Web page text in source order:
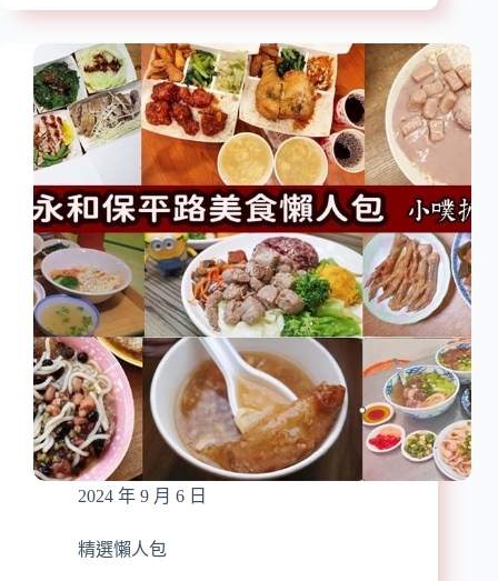
早
午
餐/Brunch(2024.9
月
更
新)
美
懶
人
包】
新
莊
吃
餐
廳
推
薦/
讓
你
開
心
從
早
吃
到
晚/
選
2024 年 9 月 6 日
精選懶人包